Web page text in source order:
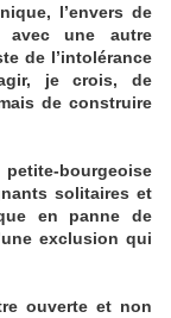
l’envers de
avec une autre
de l’intolérance
je crois, de
de construire
bourgeoise
solitaires et
en panne de
exclusion qui
ouverte et non